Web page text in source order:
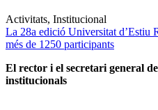
Activitats, Institucional
La 28a edició Universitat d’Estiu
més de 1250 participants
El rector i el secretari general
institucionals